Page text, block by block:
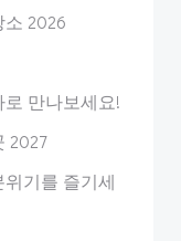
2026
만나보세요!
2027
기를 즐기세